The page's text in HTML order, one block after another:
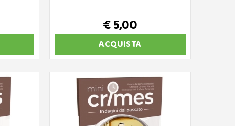
€ 5,00
ACQUISTA